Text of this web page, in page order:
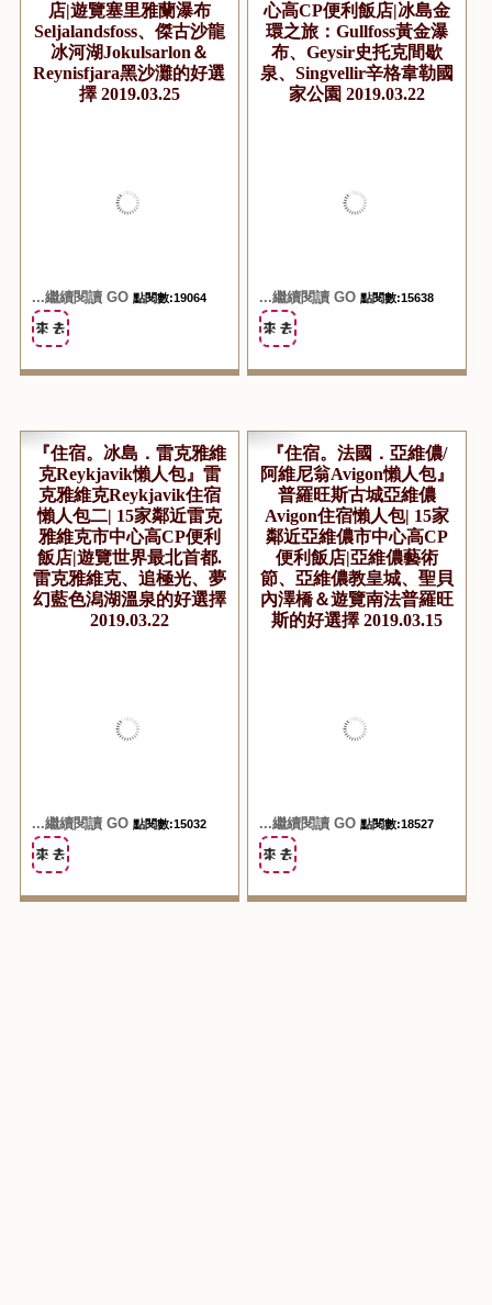
店|遊覽塞里雅蘭瀑布
Seljalandsfoss、傑古沙龍
冰河湖Jokulsarlon＆
Reynisfjara黑沙灘的好選
擇 2019.03.25
...繼續閱讀 GO 點閱數:19064
心高CP便利飯店|冰島金
環之旅：Gullfoss黃金瀑
布、Geysir史托克間歇
泉、Singvellir辛格韋勒國
家公園 2019.03.22
...繼續閱讀 GO 點閱數:15638
『住宿。冰島．雷克雅維
克Reykjavik懶人包』雷
克雅維克Reykjavik住宿
懶人包二| 15家鄰近雷克
雅維克市中心高CP便利
飯店|遊覽世界最北首都.
雷克雅維克、追極光、夢
幻藍色潟湖溫泉的好選擇
2019.03.22
...繼續閱讀 GO 點閱數:15032
『住宿。法國．亞維儂/
阿維尼翁Avigon懶人包』
普羅旺斯古城亞維儂
Avigon住宿懶人包| 15家
鄰近亞維儂市中心高CP
便利飯店|亞維儂藝術
節、亞維儂教皇城、聖貝
內澤橋＆遊覽南法普羅旺
斯的好選擇 2019.03.15
...繼續閱讀 GO 點閱數:18527